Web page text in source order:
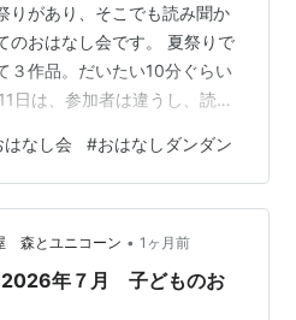
りがあり、そこでも読み聞か
のおはなし会です。 夏祭りで
３作品。だいたい10分ぐらい
日は、参加者は違うし、読む
この日は久しぶりにメンバ
芝居「おいしいくだものなー
のアップから何かを当ててい
くれました ②いろいろたん
） どんなケーキが好き？ ちょ
はなし会 #おはなしダンダン
森とユニコーン • 1ヶ月前
2026年７月 子どものお